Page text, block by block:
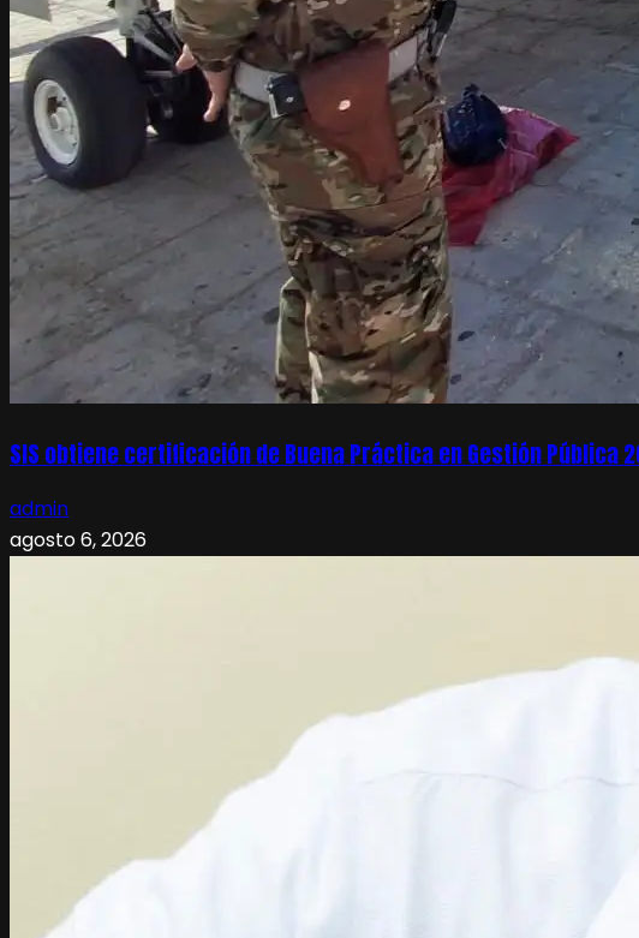
SIS obtiene certificación de Buena Práctica en Gestión Pública
admin
agosto 6, 2026